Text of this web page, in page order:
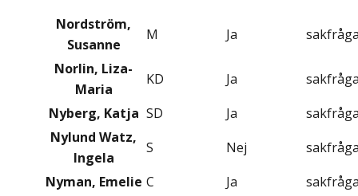
Nordström,
Susanne
M Ja
Norlin, Liza-
Maria
KD Ja
Nyberg, Katja SD Ja
Nylund Watz,
Ingela
S Nej
Nyman, Emelie C Ja